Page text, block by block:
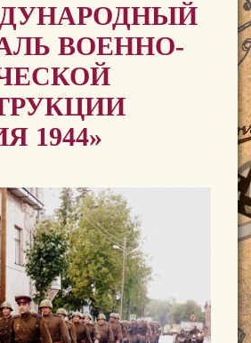
ВОЕННО-
1944»